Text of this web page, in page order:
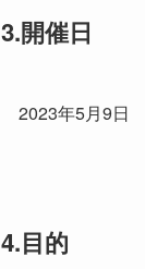
3.開催日
2023年5月9日
4.目的